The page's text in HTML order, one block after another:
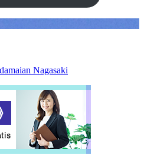
Nagasaki